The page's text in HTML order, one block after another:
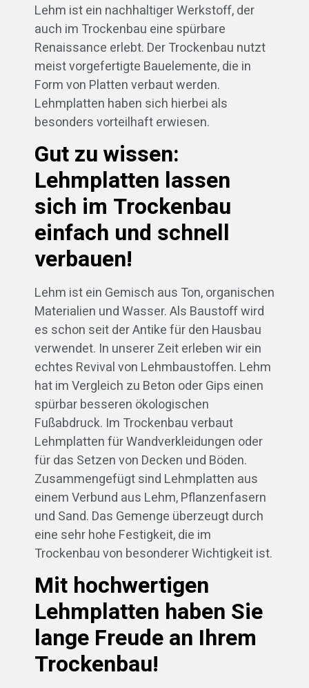
Lehm ist ein nachhaltiger Werkstoff, der
auch im Trockenbau eine spürbare
Renaissance erlebt. Der Trockenbau nutzt
meist vorgefertigte Bauelemente, die in
Form von Platten verbaut werden.
Lehmplatten haben sich hierbei als
besonders vorteilhaft erwiesen.
Gut zu wissen:
Lehmplatten lassen
sich im Trockenbau
einfach und schnell
verbauen!
Lehm ist ein Gemisch aus Ton, organischen
Materialien und Wasser. Als Baustoff wird
es schon seit der Antike für den Hausbau
verwendet. In unserer Zeit erleben wir ein
echtes Revival von Lehmbaustoffen. Lehm
hat im Vergleich zu Beton oder Gips einen
spürbar besseren ökologischen
Fußabdruck. Im Trockenbau verbaut
Lehmplatten für Wandverkleidungen oder
für das Setzen von Decken und Böden.
Zusammengefügt sind Lehmplatten aus
einem Verbund aus Lehm, Pflanzenfasern
und Sand. Das Gemenge überzeugt durch
eine sehr hohe Festigkeit, die im
Trockenbau von besonderer Wichtigkeit ist.
Mit hochwertigen
Lehmplatten haben Sie
lange Freude an Ihrem
Trockenbau!